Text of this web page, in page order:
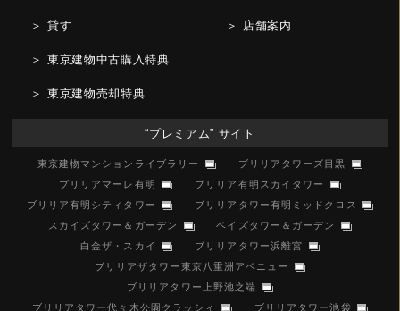
＞ 貸す ＞ 店舗案内
＞ 東京建物中古購入特典
＞ 東京建物売却特典
“プレミアム” サイト
東京建物マンションライブラリー
ブリリアタワーズ目黒
ブリリアマーレ有明
ブリリア有明スカイタワー
ブリリア有明シティタワー
ブリリアタワー有明ミッドクロス
スカイズタワー＆ガーデン
ベイズタワー＆ガーデン
白金ザ・スカイ
ブリリアタワー浜離宮
ブリリアザタワー東京八重洲アベニュー
ブリリアタワー上野池之端
ブリリアタワー代々木公園クラッシィ
ブリリアタワー池袋